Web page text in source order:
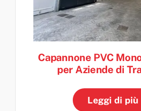
Capannone PVC
per Aziende di
Leggi di più